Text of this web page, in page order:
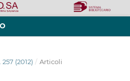
257 (2012) / Articoli